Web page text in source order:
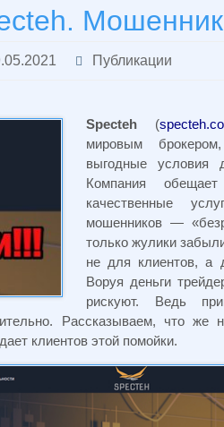
Публикации
Specteh (
мировым
выгодные условия
Компания
качественные
мошенников —
только жулики
не для клиентов, а
Воруя деньги
рискуют. Ведь
Рассказываем, что
клиентов этой помойки.